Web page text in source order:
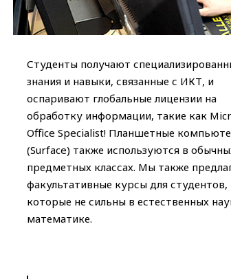
Студенты получают
знания и навыки, связанные с ИКТ, и
оспаривают глобальные лицензии на
обработку информации, такие как
Office Specialist! Планшетные
(Surface) также используются в
предметных классах. Мы также
факультативные курсы для студентов,
которые не сильны в естественных
математике.